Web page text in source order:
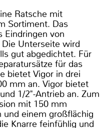
Ratsche mit
Sortiment. Das
Eindringen von
Unterseite wird
gut abgedichtet. Für
für das
bietet Vigor in drei
mm an. Vigor bietet
1/2"-Antrieb an. Zum
mit 150 mm
einem großflächig
Knarre feinfühlig und